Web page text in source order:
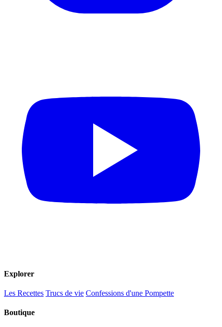
Explorer
Les Recettes Trucs de vie Confessions d'une Pompette
Boutique